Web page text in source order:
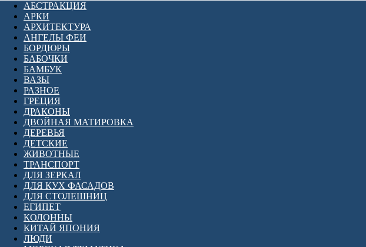
АБСТРАКЦИЯ
АРКИ
АРХИТЕКТУРА
АНГЕЛЫ ФЕИ
БОРДЮРЫ
БАБОЧКИ
БАМБУК
ВАЗЫ
РАЗНОЕ
ГРЕЦИЯ
ДРАКОНЫ
ДВОЙНАЯ МАТИРОВКА
ДЕРЕВЬЯ
ДЕТСКИЕ
ЖИВОТНЫЕ
ТРАНСПОРТ
ДЛЯ ЗЕРКАЛ
ДЛЯ КУХ ФАСАДОВ
ДЛЯ СТОЛЕШНИЦ
ЕГИПЕТ
КОЛОННЫ
КИТАЙ ЯПОНИЯ
ЛЮДИ